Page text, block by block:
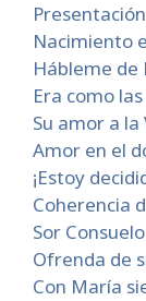
Presentación
Nacimiento
Hábleme de
Era como
Su amor a la
Amor en el
¡Estoy
Coherencia
Sor
Ofrenda de
Con María